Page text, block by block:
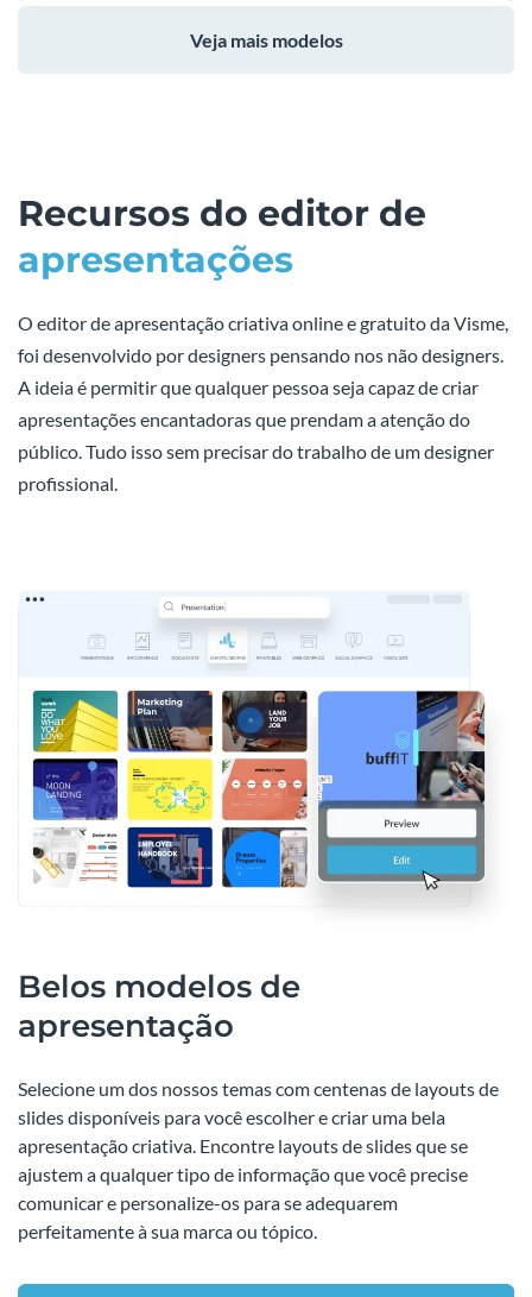
Veja mais modelos
Recursos do editor de
apresentações
O editor de apresentação criativa online e gratuito da Visme,
foi desenvolvido por designers pensando nos não designers.
A ideia é permitir que qualquer pessoa seja capaz de criar
apresentações encantadoras que prendam a atenção do
público. Tudo isso sem precisar do trabalho de um designer
profissional.
Belos modelos de
apresentação
Selecione um dos nossos temas com centenas de layouts de
slides disponíveis para você escolher e criar uma bela
apresentação criativa. Encontre layouts de slides que se
ajustem a qualquer tipo de informação que você precise
comunicar e personalize-os para se adequarem
perfeitamente à sua marca ou tópico.